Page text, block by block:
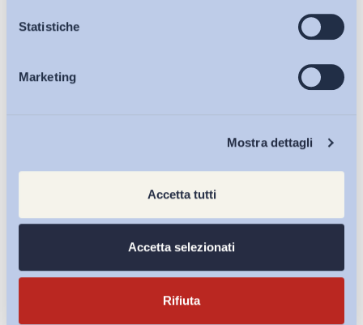
Statistiche
Marketing
Mostra dettagli
Accetta tutti
Accetta selezionati
Rifiuta
Osservatori
Eventi
Explaining non-employment magnitude and duration: The
case of Italy